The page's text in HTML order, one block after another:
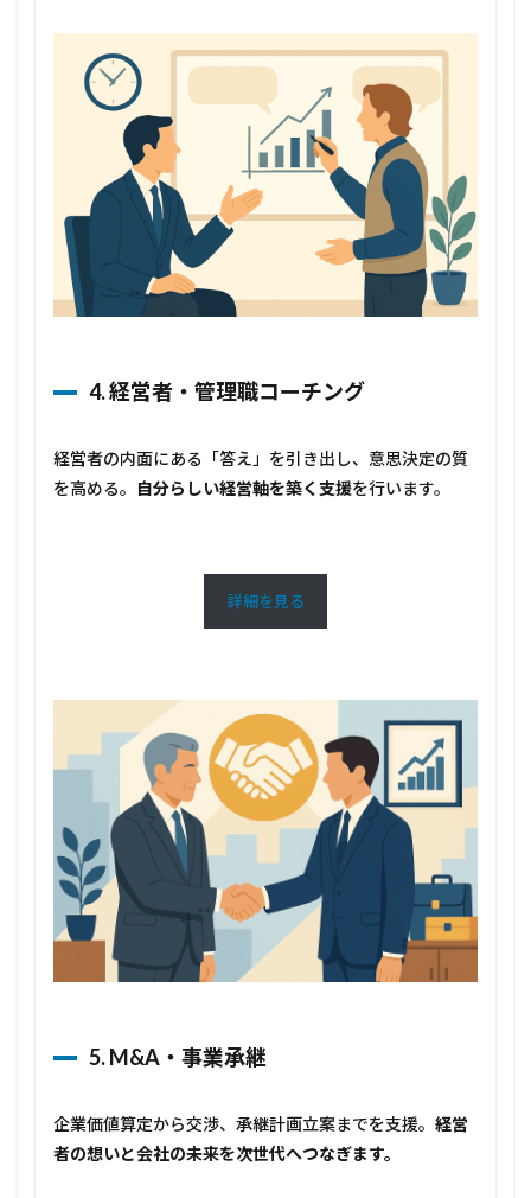
4. 経営者・管理職コーチング
経営者の内面にある「答え」を引き出し、意思決定の質
を高める。
自分らしい経営軸を築く支援を行います。
詳細を見る
5. M&A・事業承継
企業価値算定から交渉、承継計画立案までを支援。 経営
者の想いと会社の未来を次世代へつなぎます。